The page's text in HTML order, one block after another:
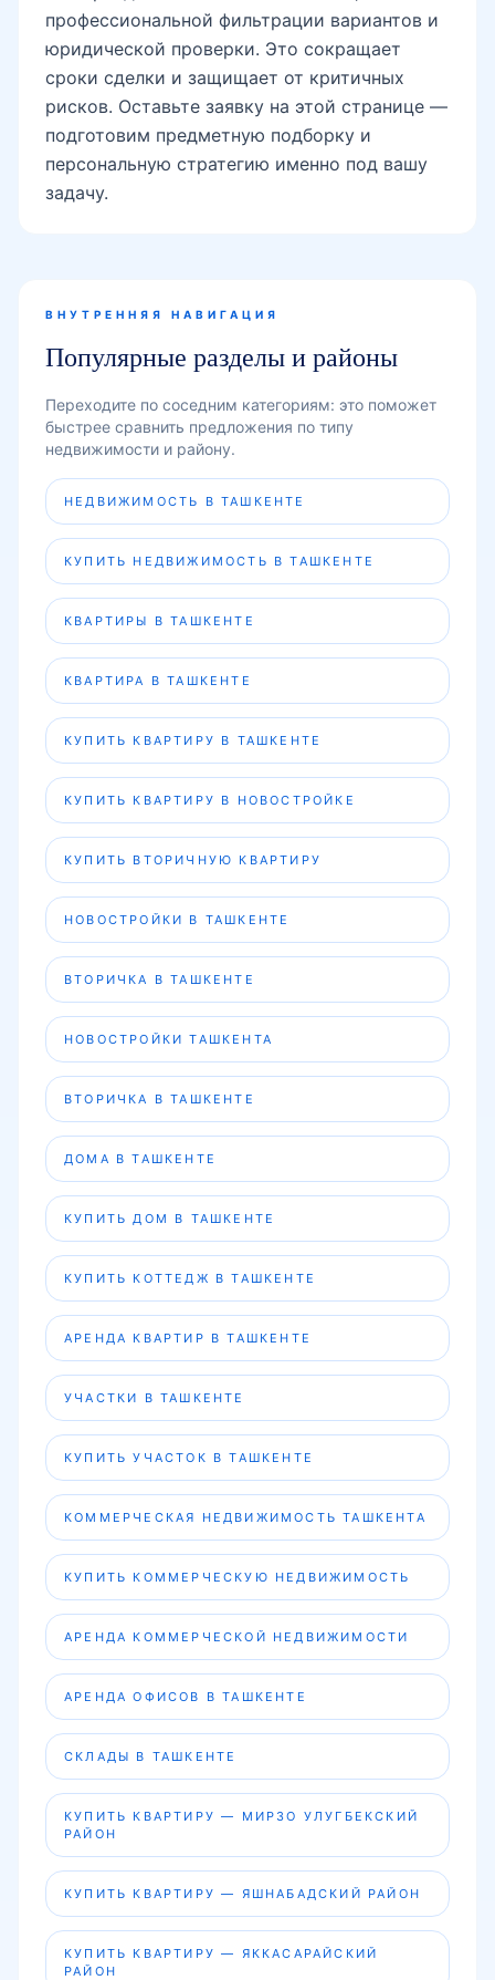
профессиональной фильтрации вариантов и
юридической проверки. Это сокращает
сроки сделки и защищает от критичных
рисков. Оставьте заявку на этой странице —
подготовим предметную подборку и
персональную стратегию именно под вашу
задачу.
ВНУТРЕННЯЯ НАВИГАЦИЯ
Популярные разделы и районы
Переходите по соседним категориям: это поможет
быстрее сравнить предложения по типу
недвижимости и району.
НЕДВИЖИМОСТЬ В ТАШКЕНТЕ
КУПИТЬ НЕДВИЖИМОСТЬ В ТАШКЕНТЕ
КВАРТИРЫ В ТАШКЕНТЕ
КВАРТИРА В ТАШКЕНТЕ
КУПИТЬ КВАРТИРУ В ТАШКЕНТЕ
КУПИТЬ КВАРТИРУ В НОВОСТРОЙКЕ
КУПИТЬ ВТОРИЧНУЮ КВАРТИРУ
НОВОСТРОЙКИ В ТАШКЕНТЕ
ВТОРИЧКА В ТАШКЕНТЕ
НОВОСТРОЙКИ ТАШКЕНТА
ВТОРИЧКА В ТАШКЕНТЕ
ДОМА В ТАШКЕНТЕ
КУПИТЬ ДОМ В ТАШКЕНТЕ
КУПИТЬ КОТТЕДЖ В ТАШКЕНТЕ
АРЕНДА КВАРТИР В ТАШКЕНТЕ
УЧАСТКИ В ТАШКЕНТЕ
КУПИТЬ УЧАСТОК В ТАШКЕНТЕ
КОММЕРЧЕСКАЯ НЕДВИЖИМОСТЬ ТАШКЕНТА
КУПИТЬ КОММЕРЧЕСКУЮ НЕДВИЖИМОСТЬ
АРЕНДА КОММЕРЧЕСКОЙ НЕДВИЖИМОСТИ
АРЕНДА ОФИСОВ В ТАШКЕНТЕ
СКЛАДЫ В ТАШКЕНТЕ
КУПИТЬ КВАРТИРУ — МИРЗО УЛУГБЕКСКИЙ
РАЙОН
КУПИТЬ КВАРТИРУ — ЯШНАБАДСКИЙ РАЙОН
КУПИТЬ КВАРТИРУ — ЯККАСАРАЙСКИЙ
РАЙОН